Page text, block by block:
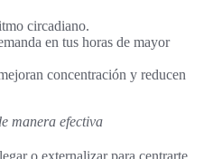
circadiano.
en tus horas de mayor
concentración y reducen
manera efectiva